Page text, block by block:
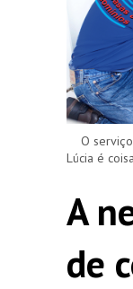
O serviço
Lúcia é
A
de